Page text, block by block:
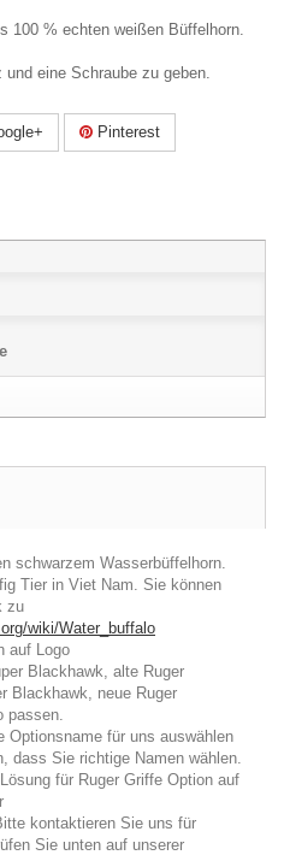
100 % echten weißen Büffelhorn.
eine Schraube zu geben.
Pinterest
schwarzem Wasserbüffelhorn.
Tier in Viet Nam. Sie können
zu
wiki/Water_buffalo
auf Logo
Blackhawk, alte Ruger
Blackhawk, neue Ruger
passen.
Optionsname für uns auswählen
dass Sie richtige Namen wählen.
für Ruger Griffe Option auf
kontaktieren Sie uns für
Sie unten auf unserer